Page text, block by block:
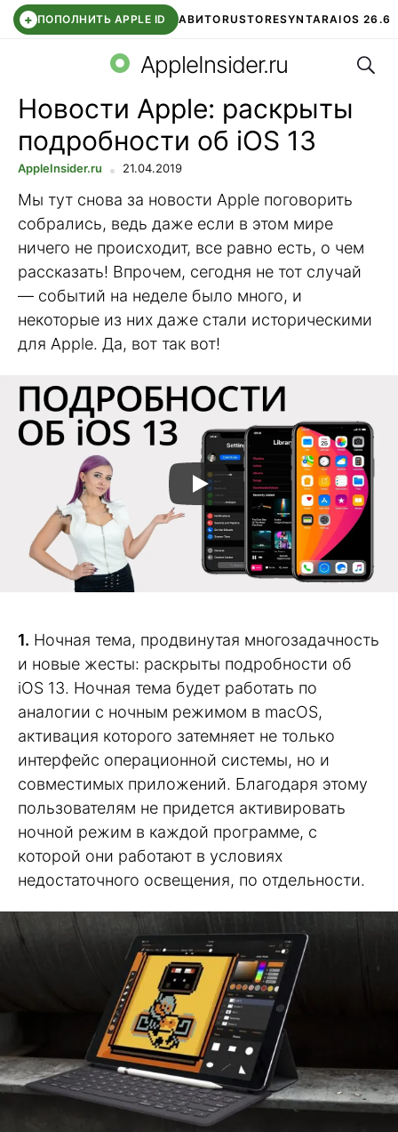
+ ПОПОЛНИТЬ APPLE ID АВИТОRUSTORESYNTARAIOS 26.6
СБЕР КИДС ЧАТ ROBLOXВТБ ОНЛАЙН
AppleInsider.ru
Новости Apple: раскрыты
подробности об iOS 13
AppleInsider.ru 21.04.2019
Мы тут снова за новости Apple поговорить
собрались, ведь даже если в этом мире
ничего не происходит, все равно есть, о чем
рассказать! Впрочем, сегодня не тот случай
— событий на неделе было много, и
некоторые из них даже стали историческими
для Apple. Да, вот так вот!
1. Ночная тема, продвинутая многозадачность
и новые жесты: раскрыты подробности об
iOS 13. Ночная тема будет работать по
аналогии с ночным режимом в macOS,
активация которого затемняет не только
интерфейс операционной системы, но и
совместимых приложений. Благодаря этому
пользователям не придется активировать
ночной режим в каждой программе, с
которой они работают в условиях
недостаточного освещения, по отдельности.